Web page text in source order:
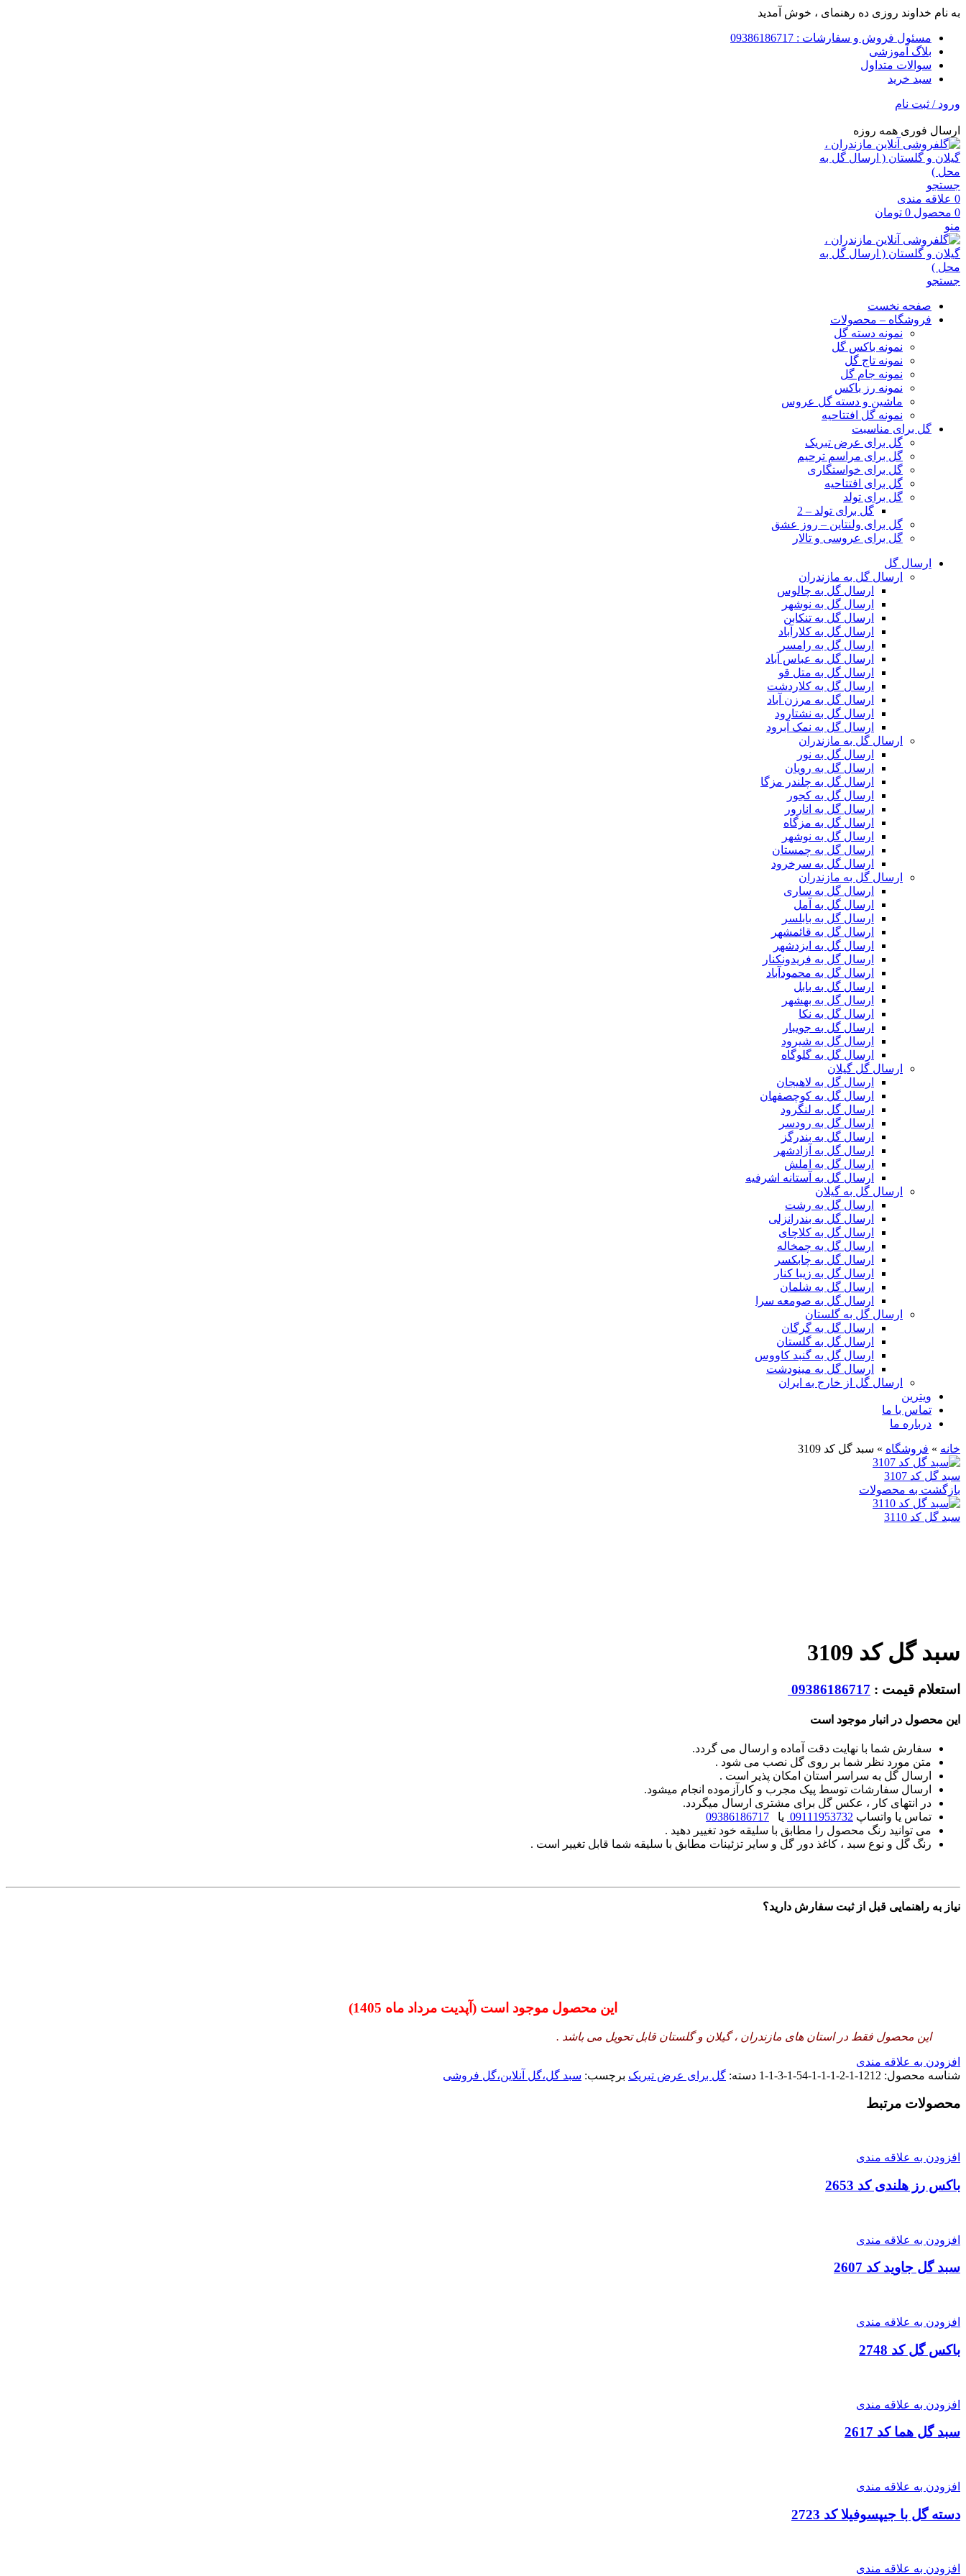
به نام خداوند روزی ده رهنمای ، خوش آمدید
مسئول فروش و سفارشات : 09386186717
بلاگ آموزشی
سوالات متداول
سبد خرید
ورود / ثبت نام
ارسال فوری همه روزه
جستجو
0 علاقه مندی
0 محصول 0 تومان
منو
جستجو
صفحه نخست
فروشگاه – محصولات
نمونه دسته گل
نمونه باکس گل
نمونه تاج گل
نمونه جام گل
نمونه رز باکس
ماشین و دسته گل عروس
نمونه گل افتتاحیه
گل برای مناسبت
گل برای عرض تبریک
گل برای مراسم ترحیم
گل برای خواستگاری
گل برای افتتاحیه
گل برای تولد
گل برای تولد – 2
گل برای ولنتاین – روز عشق
گل برای عروسی و تالار
ارسال گل
ارسال گل به مازندران
ارسال گل به چالوس
ارسال گل به نوشهر
ارسال گل به تنکابن
ارسال گل به کلارآباد
ارسال گل به رامسر
ارسال گل به عباس آباد
ارسال گل به متل قو
ارسال گل به کلاردشت
ارسال گل به مرزن آباد
ارسال گل به نشتارود
ارسال گل به نمک آبرود
ارسال گل به مازندران
ارسال گل به نور
ارسال گل به رویان
ارسال گل به چلندر مزگا
ارسال گل به کجور
ارسال گل به انارور
ارسال گل به مزگاه
ارسال گل به نوشهر
ارسال گل به چمستان
ارسال گل به سرخرود
ارسال گل به مازندران
ارسال گل به ساری
ارسال گل به آمل
ارسال گل به بابلسر
ارسال گل به قائمشهر
ارسال گل به ایزدشهر
ارسال گل به فریدونکنار
ارسال گل به محمودآباد
ارسال گل به بابل
ارسال گل به بهشهر
ارسال گل به نکا
ارسال گل به جویبار
ارسال گل به شیرود
ارسال گل به گلوگاه
ارسال گل گیلان
ارسال گل به لاهیجان
ارسال گل به کوچصفهان
ارسال گل به لنگرود
ارسال گل به رودسر
ارسال گل به بندرگز
ارسال گل به آزادشهر
ارسال گل به املش
ارسال گل به آستانه اشرفیه
ارسال گل به گیلان
ارسال گل به رشت
ارسال گل به بندرانزلی
ارسال گل به کلاچای
ارسال گل به چمخاله
ارسال گل به چابکسر
ارسال گل به زیبا کنار
ارسال گل به شلمان
ارسال گل به صومعه سرا
ارسال گل به گلستان
ارسال گل به گرگان
ارسال گل به گلستان
ارسال گل به گنبد کاووس
ارسال گل به مینودشت
ارسال گل از خارج به ایران
ویترین
تماس با ما
درباره ما
خانه » فروشگاه » سبد گل کد 3109
سبد گل کد 3107
بازگشت به محصولات
سبد گل کد 3110
سبد گل کد 3109
استعلام قیمت : 09386186717
این محصول در انبار موجود است
سفارش شما با نهایت دقت آماده و ارسال می گردد.
متن مورد نظر شما بر روی گل نصب می شود .
ارسال گل به سراسر استان امکان پذیر است .
ارسال سفارشات توسط پیک مجرب و کارآزموده انجام میشود.
در انتهای کار ، عکس گل برای مشتری ارسال میگردد.
تماس یا واتساپ 09111953732 یا 09386186717
می توانید رنگ محصول را مطابق با سلیقه خود تغییر دهید .
رنگ گل و نوع سبد ، کاغذ دور گل و سایر تزئینات مطابق با سلیقه شما قابل تغییر است .
نیاز به راهنمایی قبل از ثبت سفارش دارید؟
این محصول موجود است (آپدیت مرداد ماه 1405)
این محصول فقط در استان های مازندران ، گیلان و گلستان قابل تحویل می باشد .
افزودن به علاقه مندی
شناسه محصول: 1212-1-2-1-1-1-54-1-3-1-1 دسته: گل برای عرض تبریک برچسب: سبد گل،گل آنلاین،گل فروشی
محصولات مرتبط
افزودن به علاقه مندی
باکس رز هلندی کد 2653
افزودن به علاقه مندی
سبد گل جاوید کد 2607
افزودن به علاقه مندی
باکس گل کد 2748
افزودن به علاقه مندی
سبد گل هما کد 2617
افزودن به علاقه مندی
دسته گل با جیپسوفیلا کد 2723
افزودن به علاقه مندی